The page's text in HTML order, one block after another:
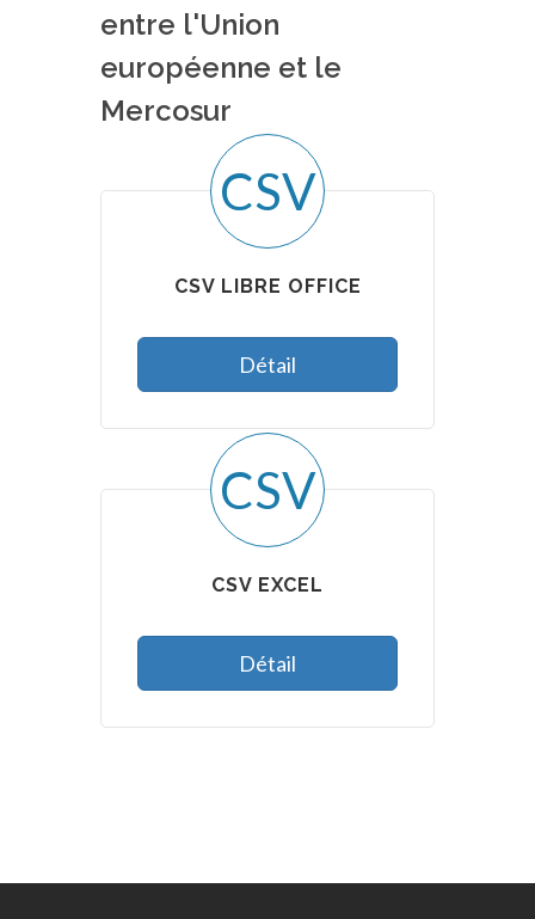
entre l'Union
européenne et le
Mercosur
CSV
CSV LIBRE OFFICE
Détail
CSV
CSV EXCEL
Détail